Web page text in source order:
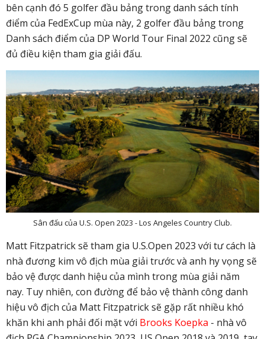
bên cạnh đó 5 golfer đầu bảng trong danh sách tính
điểm của FedExCup mùa này, 2 golfer đầu bảng trong
Danh sách điểm của DP World Tour Final 2022 cũng sẽ
đủ điều kiện tham gia giải đấu.
Sân đấu của U.S. Open 2023 - Los Angeles Country Club.
Matt Fitzpatrick sẽ tham gia U.S.Open 2023 với tư cách là
nhà đương kim vô địch mùa giải trước và anh hy vọng sẽ
bảo vệ được danh hiệu của mình trong mùa giải năm
nay. Tuy nhiên, con đường để bảo vệ thành công danh
hiệu vô địch của Matt Fitzpatrick sẽ gặp rất nhiều khó
khăn khi anh phải đối mặt với Brooks Koepka - nhà vô